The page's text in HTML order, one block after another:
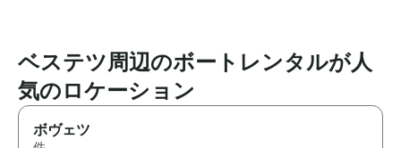
ベステツ周辺のボートレンタルが人
気のロケーション
ボヴェツ